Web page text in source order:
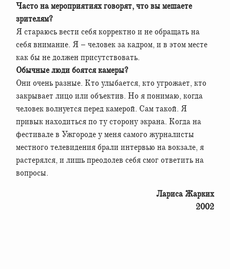
Часто на мероприятиях говорят, что вы мешаете
зрителям?
Я стараюсь вести себя корректно и не обращать на
себя внимание. Я – человек за кадром, и в этом месте
как бы не должен присутствовать.
Обычные люди боятся камеры?
Они очень разные. Кто улыбается, кто угрожает, кто
закрывает лицо или объектив. Но я понимаю, когда
человек волнуется перед камерой. Сам такой. Я
привык находиться по ту сторону экрана. Когда на
фестивале в Ужгороде у меня самого журналисты
местного телевидения брали интервью на вокзале, я
растерялся, и лишь преодолев себя смог ответить на
вопросы.
Лариса Жарких
2002